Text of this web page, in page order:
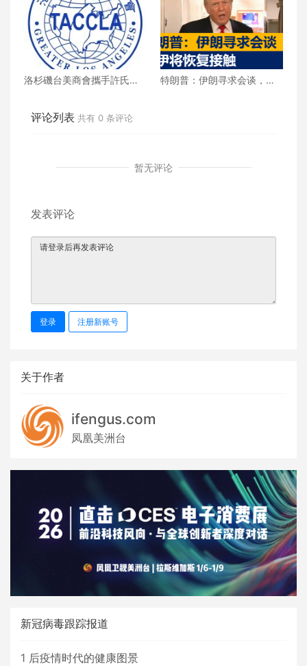
洛杉磯台美商會攜手許氏參
特朗普：伊朗寻求会谈，美
评论列表 共有 0 条评论
暂无评论
发表评论
登录 注册新账号
关于作者
ifengus.com
凤凰美洲台
新冠病毒跟踪报道
1 后疫情时代的健康图景